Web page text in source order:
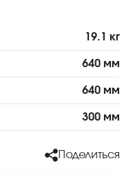
19.1 кг
640 мм
640 мм
300 мм
Поделиться